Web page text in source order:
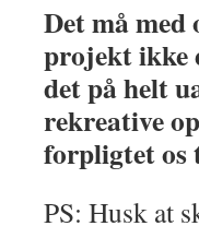
Det må med
projekt ikke
det på helt
rekreative
forpligtet os
PS: Husk at